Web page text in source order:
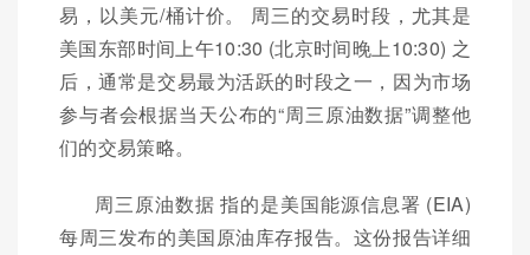
易，以美元/桶计价。 周三的交易时段，尤其是
美国东部时间上午10:30 (北京时间晚上10:30) 之
后，通常是交易最为活跃的时段之一，因为市场
参与者会根据当天公布的“周三原油数据”调整他
们的交易策略。
周三原油数据 指的是美国能源信息署 (EIA)
每周三发布的美国原油库存报告。这份报告详细